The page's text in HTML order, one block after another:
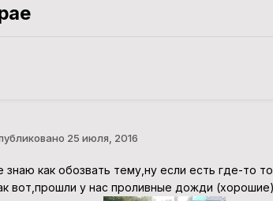
25 июля, 2016
знаю как обозвать тему,ну если есть где-то
вот,прошли у нас проливные дожди